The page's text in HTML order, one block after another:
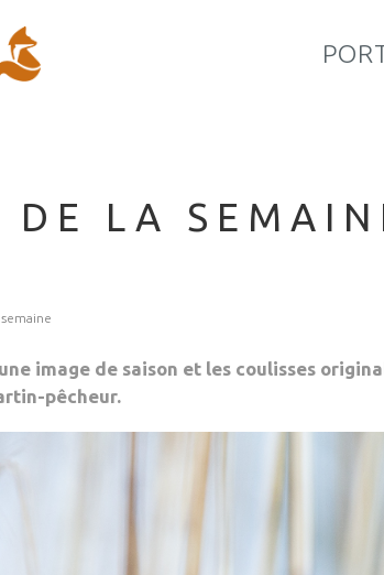
DE LA
image de saison et les coulisses
pêcheur.